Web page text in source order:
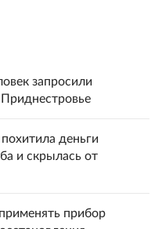
запросили
деньги
и скрылась от
прибор